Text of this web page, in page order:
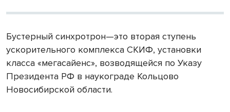
Бустерный синхротрон—это вторая ступень
ускорительного комплекса СКИФ, установки
класса «мегасайенс», возводящейся по Указу
Президента РФ в наукограде Кольцово
Новосибирской области.